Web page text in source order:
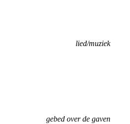
lied/muziek
gebed over de gaven